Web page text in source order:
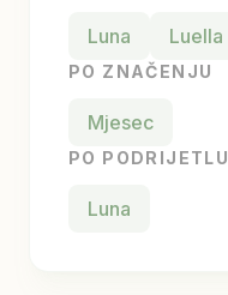
Luna Luella
PO ZNAČENJU
Mjesec
PO PODRIJETLU
Luna